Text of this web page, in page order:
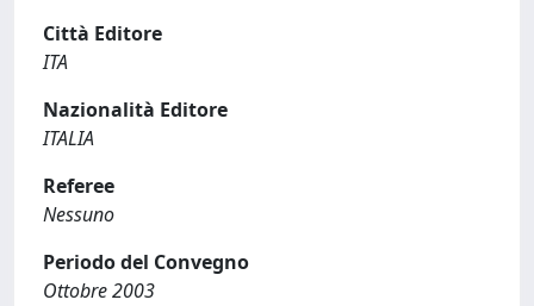
Città Editore
ITA
Nazionalità Editore
ITALIA
Referee
Nessuno
Periodo del Convegno
Ottobre 2003